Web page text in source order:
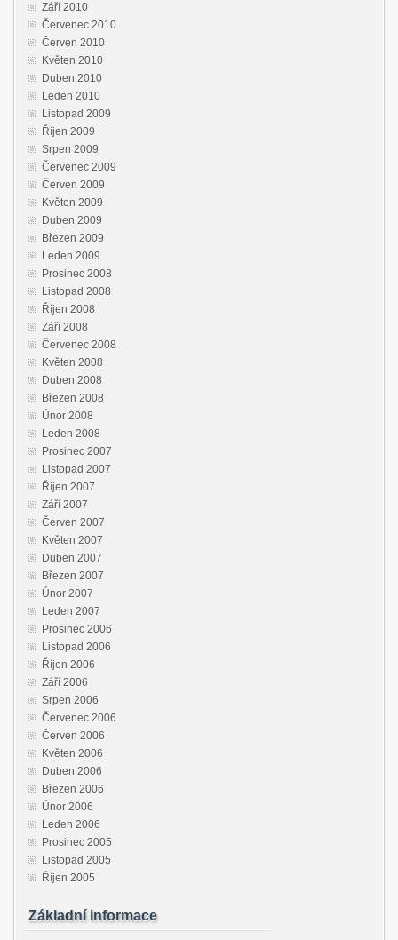
Září 2010
Červenec 2010
Červen 2010
Květen 2010
Duben 2010
Leden 2010
Listopad 2009
Říjen 2009
Srpen 2009
Červenec 2009
Červen 2009
Květen 2009
Duben 2009
Březen 2009
Leden 2009
Prosinec 2008
Listopad 2008
Říjen 2008
Září 2008
Červenec 2008
Květen 2008
Duben 2008
Březen 2008
Únor 2008
Leden 2008
Prosinec 2007
Listopad 2007
Říjen 2007
Září 2007
Červen 2007
Květen 2007
Duben 2007
Březen 2007
Únor 2007
Leden 2007
Prosinec 2006
Listopad 2006
Říjen 2006
Září 2006
Srpen 2006
Červenec 2006
Červen 2006
Květen 2006
Duben 2006
Březen 2006
Únor 2006
Leden 2006
Prosinec 2005
Listopad 2005
Říjen 2005
Základní informace